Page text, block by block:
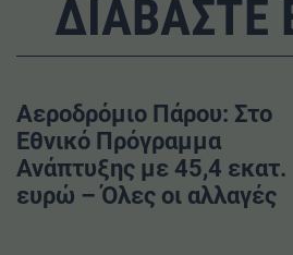
ΔΙΑΒΑΣΤΕ
Αεροδρόμιο Πάρου: Στο
Εθνικό Πρόγραμμα
Ανάπτυξης με 45,4 εκατ.
ευρώ – Όλες οι αλλαγές